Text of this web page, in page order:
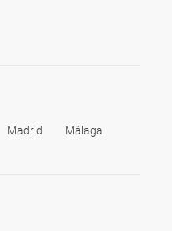
Madrid
Málaga